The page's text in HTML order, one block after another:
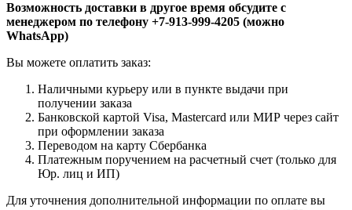
Возможность доставки в другое время обсудите с
менеджером по телефону +7-913-999-4205 (можно
WhatsApp)
Вы можете оплатить заказ:
Наличными курьеру или в пункте выдачи при
получении заказа
Банковской картой Visa, Mastercard или МИР через сайт
при оформлении заказа
Переводом на карту Сбербанка
Платежным поручением на расчетный счет (только для
Юр. лиц и ИП)
Для уточнения дополнительной информации по оплате вы